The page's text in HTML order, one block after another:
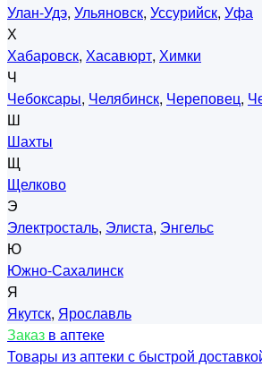
Улан-Удэ, Ульяновск, Уссурийск, Уфа
Х
Хабаровск, Хасавюрт, Химки
Ч
Чебоксары, Челябинск, Череповец,
Ш
Шахты
Щ
Щелково
Э
Электросталь, Элиста, Энгельс
Ю
Южно-Сахалинск
Я
Якутск, Ярославль
Заказ в аптеке
Товары из аптеки с быстрой